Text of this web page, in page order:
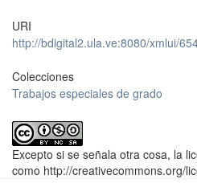
URI
http://bdigital2.ula.ve:8080/xmlui/
Colecciones
Trabajos especiales de grado
Excepto si se señala otra cosa, la
como http://creativecommons.org/